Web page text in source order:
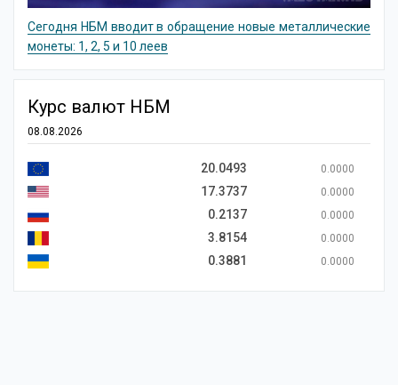
Сегодня НБМ вводит в обращение новые металлические
монеты: 1, 2, 5 и 10 леев
Курс валют НБМ
08.08.2026
20.0493 0.0000
17.3737 0.0000
0.2137 0.0000
3.8154 0.0000
0.3881 0.0000